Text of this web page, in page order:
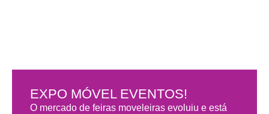
EXPO MÓVEL EVENTOS!
O mercado de feiras moveleiras evoluiu e está